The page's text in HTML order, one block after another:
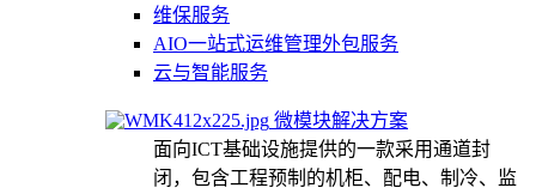
维保服务
AIO一站式运维管理外包服务
云与智能服务
微模块解决方案
面向ICT基础设施提供的一款采用通道封
闭，包含工程预制的机柜、配电、制冷、监